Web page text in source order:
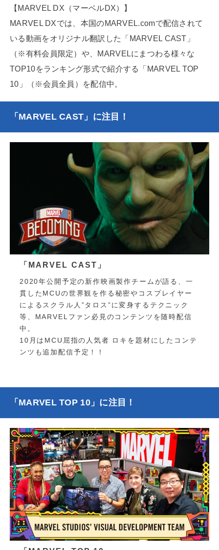
【MARVEL DX（マーベルDX）】
MARVEL DXでは、本国のMARVEL.comで配信されて
いる動画をオリジナル翻訳した「MARVEL CAST」
（※有料会員限定）や、MARVELにまつわる様々な
TOP10をランキング形式で紹介する「MARVEL TOP
10」（※会員全員）を配信中。
「MARVEL CAST」に注目！
「MARVEL CAST」
2020年公開予定の新作映画製作チームが語る、一
貫したMCUの世界観を作る秘密やコスプレイヤー
によるスクラル人”タロス”に変身するテクニック
等、MARVELファン必見のコンテンツを随時配信
中。
10月はMCU屈指の人気者 ロキを題材にしたコンテ
ンツも追加配信予定！！
「MARVEL TOP 10」に注目！